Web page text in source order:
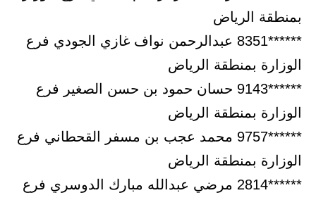
بمنطقة الرياض
******8351 عبدالرحمن نواف غازي الجودي فرع
الوزارة بمنطقة الرياض
******9143 حسان حمود بن حسن الصغير فرع
الوزارة بمنطقة الرياض
******9757 محمد عجب بن مسفر القحطاني فرع
الوزارة بمنطقة الرياض
******2814 مرضي عبدالله مبارك الدوسري فرع